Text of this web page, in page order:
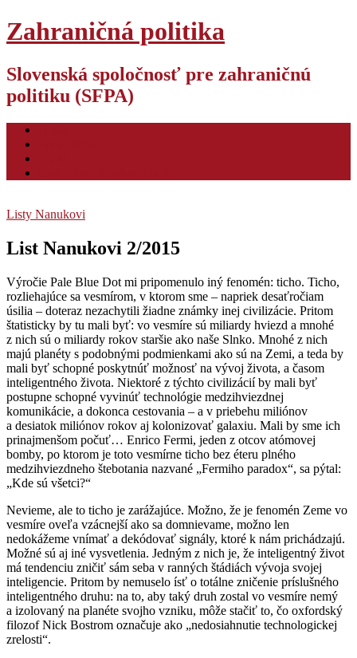
Zahraničná politika
Slovenská spoločnosť pre zahraničnú
politiku (SFPA)
Listy Nanukovi
List Nanukovi 2/2015
Výročie Pale Blue Dot mi pripomenulo iný fenomén: ticho. Ticho,
rozliehajúce sa vesmírom, v ktorom sme – napriek desaťročiam
úsilia – doteraz nezachytili žiadne známky inej civilizácie. Pritom
štatisticky by tu mali byť: vo vesmíre sú miliardy hviezd a mnohé
z nich sú o miliardy rokov staršie ako naše Slnko. Mnohé z nich
majú planéty s podobnými podmienkami ako sú na Zemi, a teda by
mali byť schopné poskytnúť možnosť na vývoj života, a časom
inteligentného života. Niektoré z týchto civilizácií by mali byť
postupne schopné vyvinúť technológie medzihviezdnej
komunikácie, a dokonca cestovania – a v priebehu miliónov
a desiatok miliónov rokov aj kolonizovať galaxiu. Mali by sme ich
prinajmenšom počuť… Enrico Fermi, jeden z otcov atómovej
bomby, po ktorom je toto vesmírne ticho bez éteru plného
medzihviezdneho štebotania nazvané „Fermiho paradox“, sa pýtal:
„Kde sú všetci?“
Nevieme, ale to ticho je zarážajúce. Možno, že je fenomén Zeme vo
vesmíre oveľa vzácnejší ako sa domnievame, možno len
nedokážeme vnímať a dekódovať signály, ktoré k nám prichádzajú.
Možné sú aj iné vysvetlenia. Jedným z nich je, že inteligentný život
má tendenciu zničiť sám seba v ranných štádiách vývoja svojej
inteligencie. Pritom by nemuselo ísť o totálne zničenie príslušného
inteligentného druhu: na to, aby taký druh zostal vo vesmíre nemý
a izolovaný na planéte svojho vzniku, môže stačiť to, čo oxfordský
filozof Nick Bostrom označuje ako „nedosiahnutie technologickej
zrelosti“.